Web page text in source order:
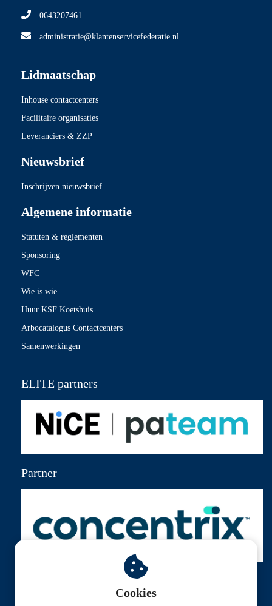
0643207461
administratie@klantenservicefederatie.nl
Lidmaatschap
Inhouse contactcenters
Facilitaire organisaties
Leveranciers & ZZP
Nieuwsbrief
Inschrijven nieuwsbrief
Algemene informatie
Statuten & reglementen
Sponsoring
WFC
Wie is wie
Huur KSF Koetshuis
Arbocatalogus Contactcenters
Samenwerkingen
ELITE partners
Partner
Cookies